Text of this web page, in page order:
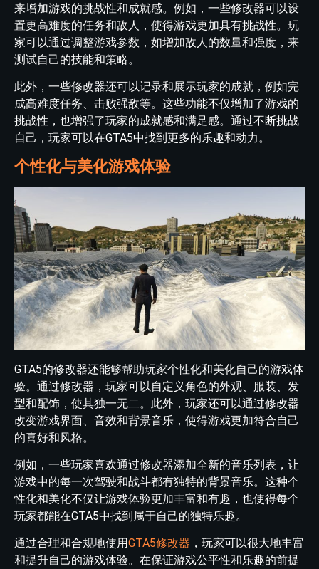
来增加游戏的挑战性和成就感。例如，一些修改器可以设
置更高难度的任务和敌人，使得游戏更加具有挑战性。玩
家可以通过调整游戏参数，如增加敌人的数量和强度，来
测试自己的技能和策略。
此外，一些修改器还可以记录和展示玩家的成就，例如完
成高难度任务、击败强敌等。这些功能不仅增加了游戏的
挑战性，也增强了玩家的成就感和满足感。通过不断挑战
自己，玩家可以在GTA5中找到更多的乐趣和动力。
个性化与美化游戏体验
GTA5的修改器还能够帮助玩家个性化和美化自己的游戏体
验。通过修改器，玩家可以自定义角色的外观、服装、发
型和配饰，使其独一无二。此外，玩家还可以通过修改器
改变游戏界面、音效和背景音乐，使得游戏更加符合自己
的喜好和风格。
例如，一些玩家喜欢通过修改器添加全新的音乐列表，让
游戏中的每一次驾驶和战斗都有独特的背景音乐。这种个
性化和美化不仅让游戏体验更加丰富和有趣，也使得每个
玩家都能在GTA5中找到属于自己的独特乐趣。
通过合理和合规地使用GTA5修改器 ，玩家可以很大地丰富
和提升自己的游戏体验。在保证游戏公平性和乐趣的前提